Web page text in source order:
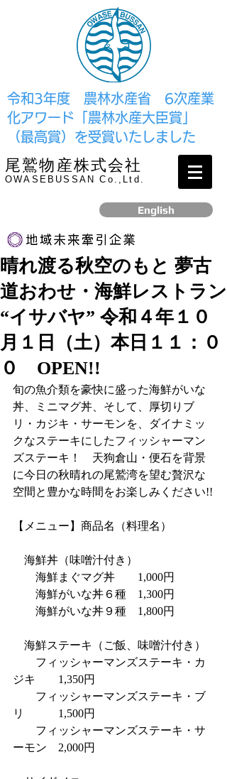
​令和3年度 農林水産省 6次産業
化アワード「農林水産大臣賞」
（最高賞）を受賞いたしました
尾鷲物産株式会社
OWASEBUSSAN Co.,Ltd.
English
リンク
​2017年12月、経済産業省より認定されました
晴れ渡る秋空のもと 夢古
道おわせ・海鮮レストラン
“イサバヤ” 令和４年１０
月１日（土）本日１１：０
０ OPEN!!
旬の魚介類を豪快に盛った海鮮がいな
丼、ミニマグ丼、そして、厚切りブ
リ・カジキ・サーモンを、ダイナミッ
クなステーキにしたフィッシャーマン
ズステーキ！　天狗倉山・便石を背景
に今日の秋晴れの尾鷲湾を望む贅沢な
空間と豊かな時間をお楽しみください!!
【メニュー】商品名（料理名）
海鮮丼（味噌汁付き）
海鮮まぐマグ丼　　1,000円
海鮮がいな丼６種　1,300円
海鮮がいな丼９種　1,800円
海鮮ステーキ（ご飯、味噌汁付き）
フィッシャーマンズステーキ・カ
ジキ　　1,350円
フィッシャーマンズステーキ・ブ
リ　　　1,500円
フィッシャーマンズステーキ・サ
ーモン　2,000円